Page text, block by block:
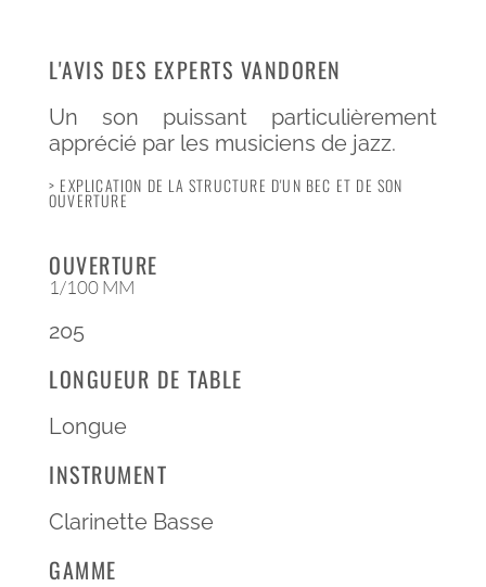
L'AVIS DES EXPERTS VANDOREN
Un son puissant particulièrement
apprécié par les musiciens de jazz.
> EXPLICATION DE LA STRUCTURE D'UN BEC ET DE SON
OUVERTURE
OUVERTURE
1/100 MM
205
LONGUEUR DE TABLE
Longue
INSTRUMENT
Clarinette Basse
GAMME